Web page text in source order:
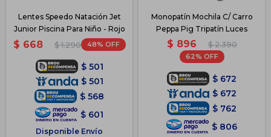
Lentes Speedo Natación Jet
Junior Piscina Para Niño - Rojo
$ 668 $ 1.290 48
$ 501
$ 501
$ 568
$ 601
Disponible Envío
Monopatín Mochila C/ Carro
Peppa Pig Tripatín Luces
$ 896 $ 2.390
62
$ 672
$ 672
$ 762
$ 806